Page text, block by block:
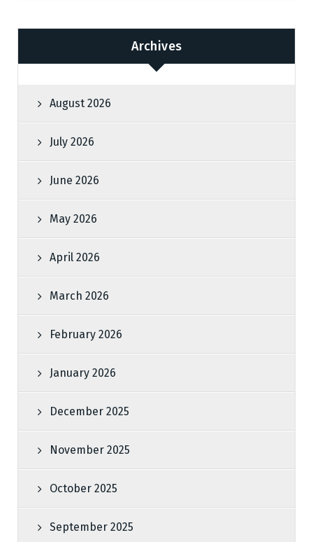
Archives
August 2026
July 2026
June 2026
May 2026
April 2026
March 2026
February 2026
January 2026
December 2025
November 2025
October 2025
September 2025